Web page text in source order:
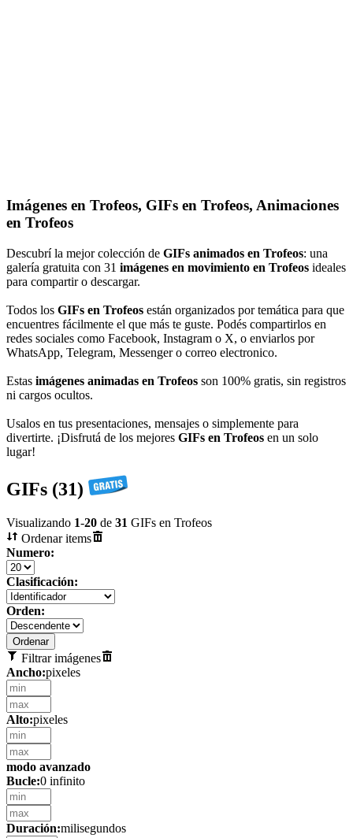
Imágenes en Trofeos, GIFs en Trofeos, Animaciones
en Trofeos
Descubrí la mejor colección de GIFs animados en Trofeos: una
galería gratuita con 31 imágenes en movimiento en Trofeos ideales
para compartir o descargar.
Todos los GIFs en Trofeos están organizados por temática para que
encuentres fácilmente el que más te guste. Podés compartirlos en
redes sociales como Facebook, Instagram o X, o enviarlos por
WhatsApp, Telegram, Messenger o correo electronico.
Estas imágenes animadas en Trofeos son 100% gratis, sin registros
ni cargos ocultos.
Usalos en tus presentaciones, mensajes o simplemente para
divertirte. ¡Disfrutá de los mejores GIFs en Trofeos en un solo
lugar!
GIFs (31)
Visualizando 1-20 de 31 GIFs en Trofeos
Ordenar items
Numero:
Clasificación:
Orden:
Filtrar imágenes
Ancho:pixeles
Alto:pixeles
modo avanzado
Bucle:0 infinito
Duración:milisegundos